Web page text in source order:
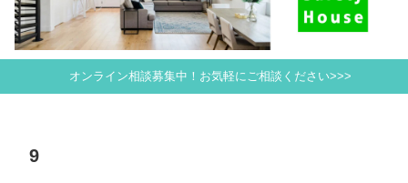
オンライン相談募集中！お気軽にご相談ください>>>
9